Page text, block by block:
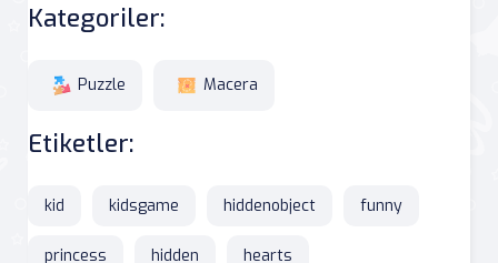
Kategoriler:
Puzzle Macera
Etiketler:
kid kidsgame hiddenobject funny
princess hidden hearts